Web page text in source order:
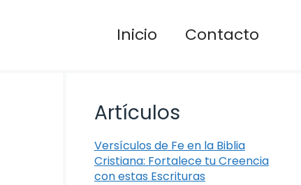
Inicio Contacto
Artículos
Versículos de Fe en la Biblia
Cristiana: Fortalece tu Creencia
con estas Escrituras